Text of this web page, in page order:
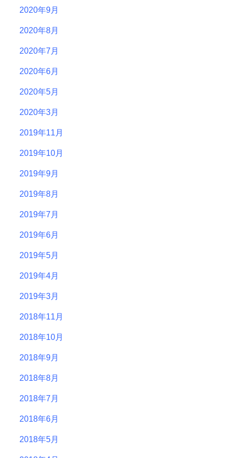
2020年9月
2020年8月
2020年7月
2020年6月
2020年5月
2020年3月
2019年11月
2019年10月
2019年9月
2019年8月
2019年7月
2019年6月
2019年5月
2019年4月
2019年3月
2018年11月
2018年10月
2018年9月
2018年8月
2018年7月
2018年6月
2018年5月